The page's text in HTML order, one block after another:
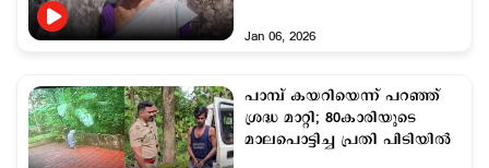
Jan 06, 2026
പാമ്പ് കയറിയെന്ന് പറഞ്ഞ്
ശ്രദ്ധ മാറ്റി; 80കാരിയുടെ
മാലപൊട്ടിച്ച പ്രതി പിടിയില്‍